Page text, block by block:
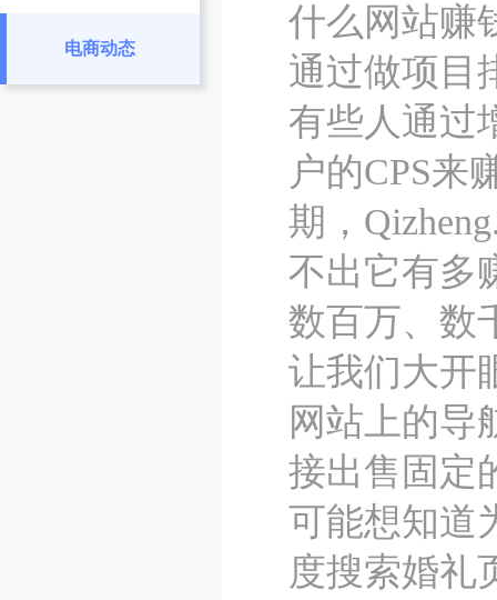
电商动态
什么网站赚
通过做项目
有些人通过
户的CPS来
期，
不出它有多
数百万、数
让我们大开
网站上的导
接出售固定
可能想知道
度搜索婚礼